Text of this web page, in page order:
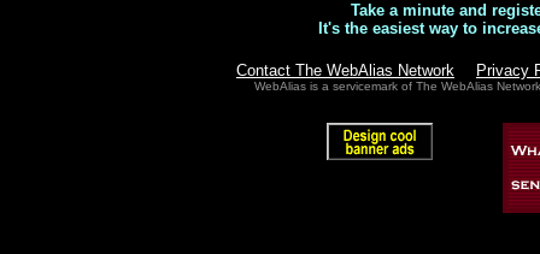
Take a minute and
It's the easiest way to
Contact The WebAlias Network Privacy
WebAlias is a servicemark of The WebAlias